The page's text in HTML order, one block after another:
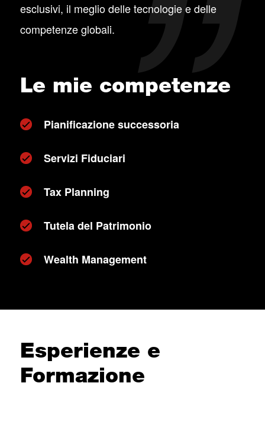
esclusivi, il meglio delle tecnologie e delle
competenze globali.
Le mie competenze
Pianificazione successoria
Servizi Fiduciari
Tax Planning
Tutela del Patrimonio
Wealth Management
Esperienze e
Formazione